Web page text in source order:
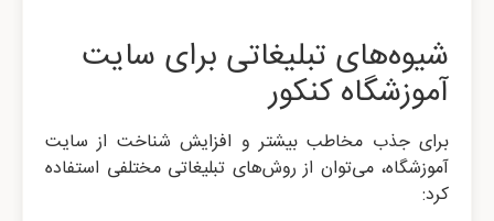
شیوه‌های تبلیغاتی برای سایت
آموزشگاه کنکور
برای جذب مخاطب بیشتر و افزایش شناخت از سایت
آموزشگاه، می‌توان از روش‌های تبلیغاتی مختلفی استفاده
کرد: